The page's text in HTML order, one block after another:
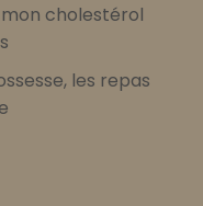
cholestérol
les repas